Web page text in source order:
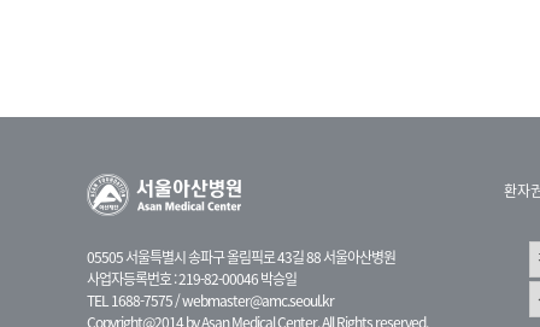
05505 서울특별시 송파구 올림픽로 43길 88 서울아산병원
사업자등록번호 : 219-82-00046 박승일
TEL 1688-7575 /webmaster@amc.seoul.kr
Copyright@2014 by Asan Medical Center. All Rights reserved.
환자